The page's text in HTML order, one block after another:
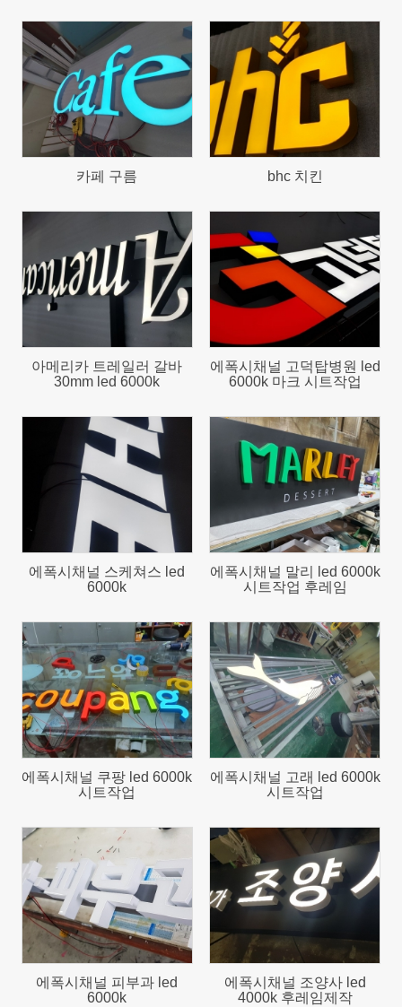
718
카페 구름
672
bhc 치킨
743
아메리카 트레일러 갈바
30mm led 6000k
893
에폭시채널 고덕탑병원 led
6000k 마크 시트작업
에폭시채널 스케쳐스 led
6000k
792
에폭시채널 말리 led 6000k
시트작업 후레임
922
에폭시채널 쿠팡 led 6000k
시트작업
829
에폭시채널 고래 led 6000k
시트작업
1075
에폭시채널 피부과 led
6000k
1076
에폭시채널 조양사 led
4000k 후레임제작